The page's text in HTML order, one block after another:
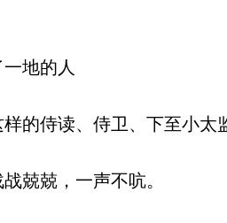
地的人
的侍读、侍卫、下至小太
兢兢，一声不吭。